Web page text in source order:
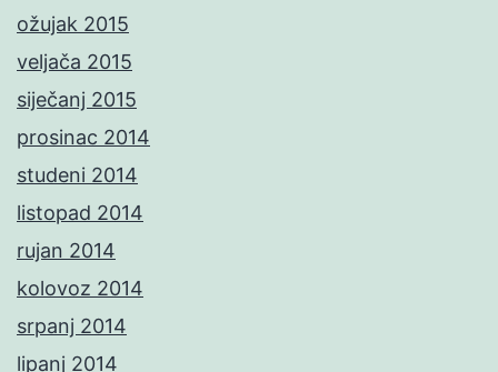
ožujak 2015
veljača 2015
siječanj 2015
prosinac 2014
studeni 2014
listopad 2014
rujan 2014
kolovoz 2014
srpanj 2014
lipanj 2014